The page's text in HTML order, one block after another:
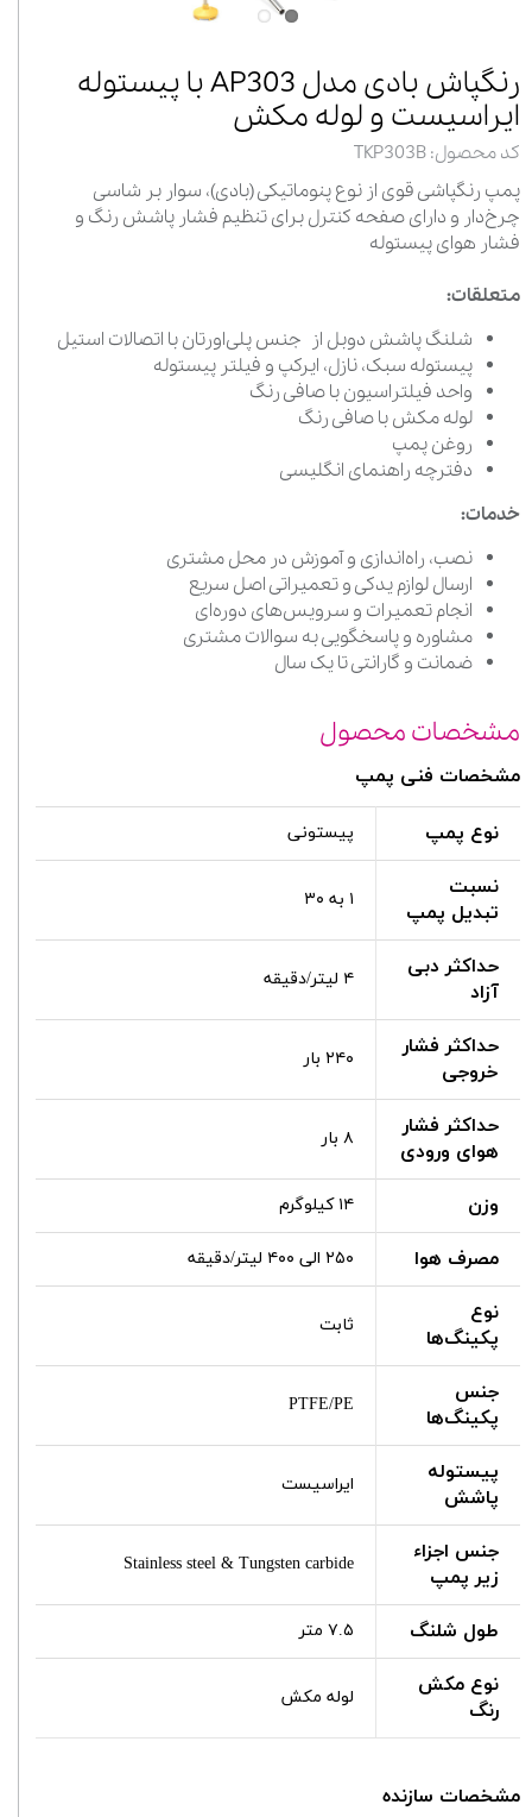
رنگپاش بادی مدل AP303 با پیستوله
ایراسیست و لوله مکش
کد محصول: TKP303B
پمپ رنگپاشی قوی از نوع پنوماتیکی (بادی)، سوار بر شاسی
چرخ‌دار و دارای صفحه کنترل برای تنظیم فشار پاشش رنگ و
فشار هوای پیستوله
متعلقات:
شلنگ پاشش دوبل از جنس پلی‌اورتان با اتصالات استیل
پیستوله سبک، نازل، ایرکپ و فیلتر پیستوله
واحد فیلتراسیون با صافی رنگ
لوله مکش با صافی رنگ
روغن پمپ
دفترچه راهنمای انگلیسی
خدمات:
نصب، راه‌اندازی و آموزش در محل مشتری
ارسال لوازم یدکی و تعمیراتی اصل سریع
انجام تعمیرات و سرویس‌های دوره‌ای
مشاوره و پاسخگویی به سوالات مشتری
ضمانت و گارانتی تا یک سال
مشخصات محصول
مشخصات فنی پمپ
نوع پمپ پیستونی
نسبت
تبدیل پمپ
۱ به ۳۰
حداکثر دبی
آزاد
۴ لیتر/دقیقه
حداکثر فشار
خروجی
۲۴۰ بار
حداکثر فشار
هوای ورودی
۸ بار
وزن ۱۴ کیلوگرم
مصرف هوا ۲۵۰ الی ۴۰۰ لیتر/دقیقه
نوع
پکینگ‌ها
ثابت
جنس
پکینگ‌ها
PTFE/PE
پیستوله
پاشش
ایراسیست
جنس اجزاء
زیر پمپ
Stainless steel & Tungsten carbide
طول شلنگ ۷.۵ متر
نوع مکش
رنگ
لوله مکش
مشخصات سازنده